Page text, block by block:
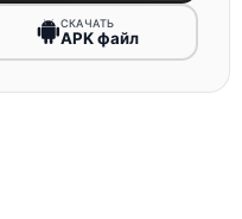
СКАЧАТЬ
APK файл